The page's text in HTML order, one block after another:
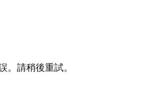
了帶上相機，因為這裡的景
請稍後重試。